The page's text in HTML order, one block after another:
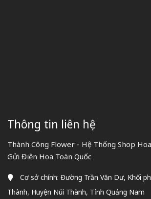
Thông tin liên hệ
Thành Công Flower - Hệ Thống Shop
Gửi Điện Hoa Toàn Quốc
Cơ sở chính: Đường Trần Văn Dư, Khối
Thành, Huyện Núi Thành, Tỉnh Quảng Nam